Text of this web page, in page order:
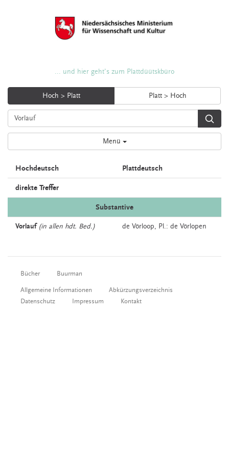
... und hier geht's zum Plattdüütskbüro
Hoch > Platt Platt > Hoch
Menü
Hochdeutsch Plattdeutsch
direkte Treffer
Substantive
Vorlauf (in allen hdt. Bed.) de Vörloop, Pl.: de Vörlopen
Bücher Buurman
Allgemeine Informationen
Abkürzungsverzeichnis
Datenschutz
Impressum Kontakt